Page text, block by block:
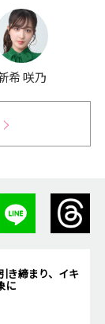
希 咲乃
き締まり、イキ
に